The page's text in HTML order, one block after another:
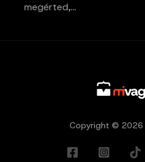
megérted,…
Copyright © 2026